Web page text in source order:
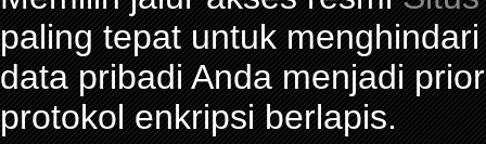
paling tepat untuk
data pribadi Anda menjadi
protokol enkripsi berlapis.